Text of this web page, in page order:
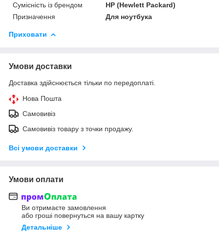
Сумісність із брендом
HP (Hewlett Packard)
Призначення
Для ноутбука
Приховати
Умови доставки
Доставка здійснюється тільки по передоплаті.
Нова Пошта
Самовивіз
Самовивіз товару з точки продажу.
Всі умови доставки
Умови оплати
Ви отримаєте замовлення
або гроші повернуться на вашу картку
Детальніше